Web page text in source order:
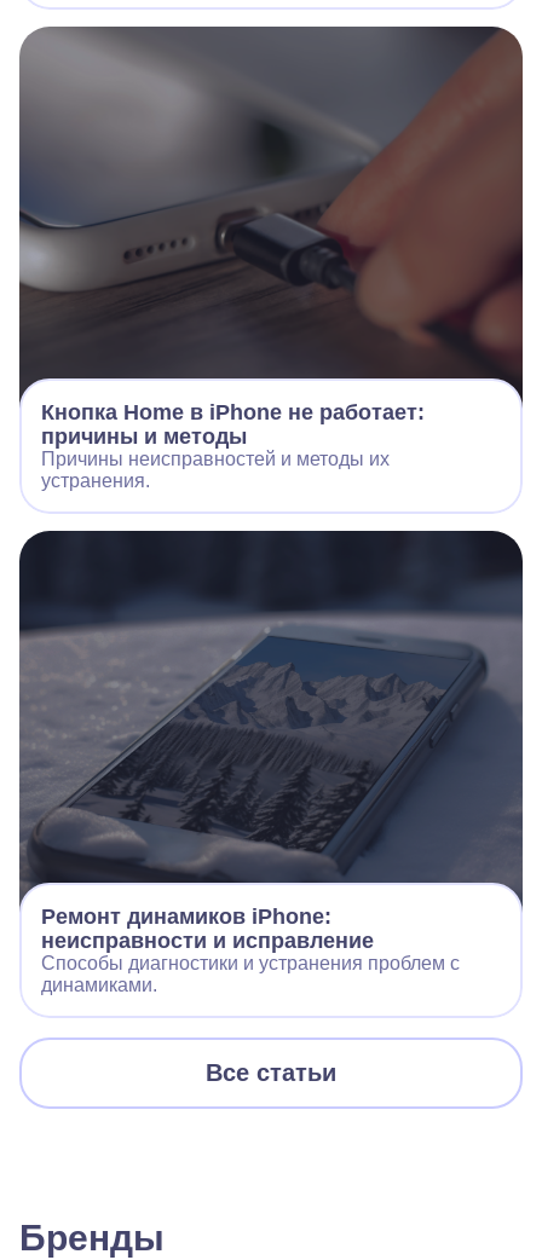
Кнопка Home в iPhone не работает:
причины и методы
Причины неисправностей и методы их
устранения.
Ремонт динамиков iPhone:
неисправности и исправление
Способы диагностики и устранения проблем с
динамиками.
Все статьи
Бренды